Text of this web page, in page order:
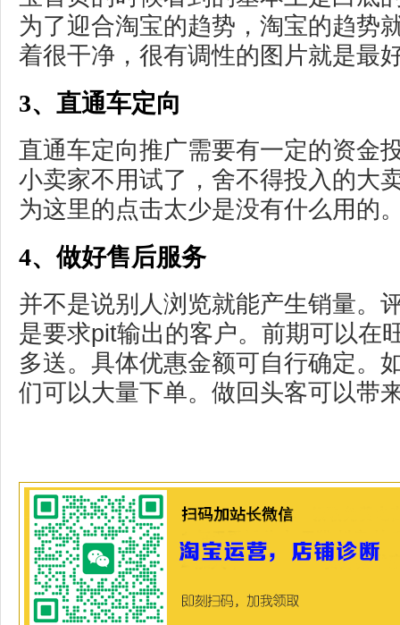
为了迎合淘宝的趋势，淘宝的趋势
着很干净，很有调性的图片就是最
3、直通车定向
直通车定向推广需要有一定的资金
小卖家不用试了，舍不得投入的大
为这里的点击太少是没有什么用的
4、做好售后服务
并不是说别人浏览就能产生销量。
是要求pit输出的客户。前期可以在
多送。具体优惠金额可自行确定。
们可以大量下单。做回头客可以带